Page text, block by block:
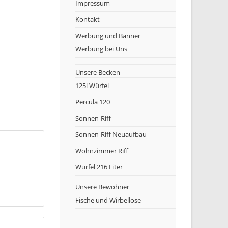
Impressum
Kontakt
Werbung und Banner
Werbung bei Uns
Unsere Becken
125l Würfel
Percula 120
Sonnen-Riff
Sonnen-Riff Neuaufbau
Wohnzimmer Riff
Würfel 216 Liter
Unsere Bewohner
Fische und Wirbellose